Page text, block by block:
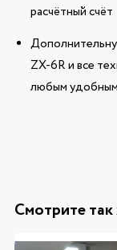
расчётный счёт
ZX-6R и все
любым
Смотрите